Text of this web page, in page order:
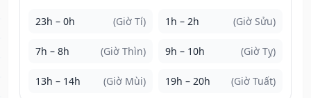
23h – 0h (Giờ Tí) 1h – 2h (Giờ Sửu)
7h – 8h (Giờ Thìn) 9h – 10h (Giờ Tỵ)
13h – 14h (Giờ Mùi) 19h – 20h (Giờ Tuất)